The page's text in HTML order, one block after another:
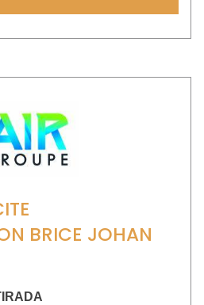
BRICE JOHAN